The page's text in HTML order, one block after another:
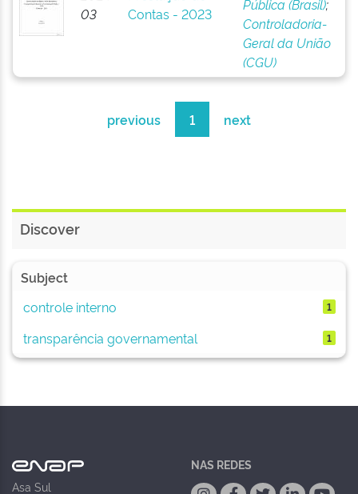
03
Contas - 2023
Pública (Brasil);
Controladoria-
Geral da União
(CGU)
previous 1 next
Discover
Subject
controle interno
1
transparência governamental 1
Asa Sul
NAS REDES